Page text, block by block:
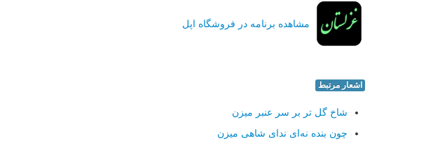
مشاهده برنامه در فروشگاه اپل
اشعار مرتبط
شاخ گل تر بر سر عنبر میزن
چون بنده نه‌ای ندای شاهی میزن